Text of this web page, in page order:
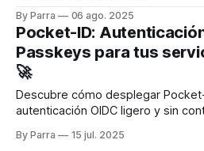
By Parra 06 ago. 2025
Pocket-ID:
Passkeys para tus
🚀
Descubre cómo desplegar
autenticación OIDC ligero y sin
autoalojados. Olvídate de las
By Parra 15 jul. 2025